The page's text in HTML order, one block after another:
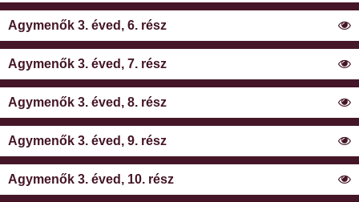
Agymenők 3. éved, 6. rész
Agymenők 3. éved, 7. rész
Agymenők 3. éved, 8. rész
Agymenők 3. éved, 9. rész
Agymenők 3. éved, 10. rész